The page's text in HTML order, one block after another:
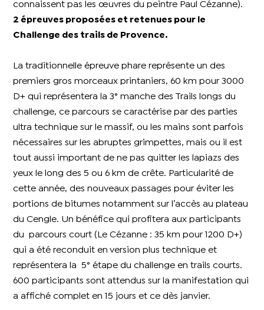
connaissent pas les œuvres du peintre Paul Cézanne).
2 épreuves proposées et retenues pour le
Challenge des trails de Provence.
La traditionnelle épreuve phare représente un des
premiers gros morceaux printaniers, 60 km pour 3000
D+ qui représentera la 3° manche des Trails longs du
challenge, ce parcours se caractérise par des parties
ultra technique sur le massif, ou les mains sont parfois
nécessaires sur les abruptes grimpettes, mais ou il est
tout aussi important de ne pas quitter les lapiazs des
yeux le long des 5 ou 6 km de crête. Particularité de
cette année, des nouveaux passages pour éviter les
portions de bitumes notamment sur l’accès au plateau
du Cengle. Un bénéfice qui profitera aux participants
du parcours court (Le Cézanne : 35 km pour 1200 D+)
qui a été reconduit en version plus technique et
représentera la 5° étape du challenge en trails courts.
600 participants sont attendus sur la manifestation qui
a affiché complet en 15 jours et ce dès janvier.